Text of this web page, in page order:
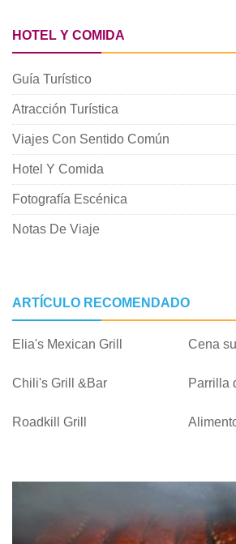
HOTEL Y COMIDA
Guía Turístico
Atracción Turística
Viajes Con Sentido Común
Hotel Y Comida
Fotografía Escénica
Notas De Viaje
ARTÍCULO RECOMENDADO
Elia's Mexican Grill Cena
Chili's Grill &Bar Parrilla
Roadkill Grill